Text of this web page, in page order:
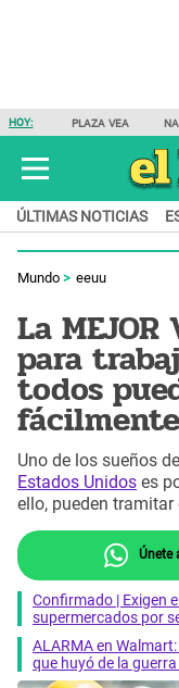
HOY: PLAZA VEA
ÚLTIMAS NOTICIAS
Mundo eeuu
La MEJOR
para
todos
fácilmente
Uno de los sueños
Estados Unidos es
ello, pueden tramitar
Únete
Confirmado | Exigen
supermercados por
ALARMA en
que huyó de la